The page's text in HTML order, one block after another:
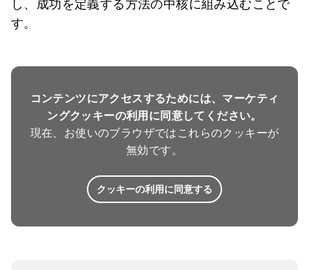
し、成功を定義する方法の中核に組み込むことで
す。
コンテンツにアクセスするためには、マーケティ
ングクッキーの利用に同意してください。
現在、お使いのブラウザではこれらのクッキーが
無効です。
クッキーの利用に同意する